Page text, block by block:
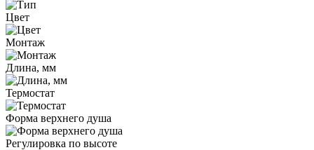
Цвет
Монтаж
Длина, мм
Термостат
Форма верхнего душа
Регулировка по высоте